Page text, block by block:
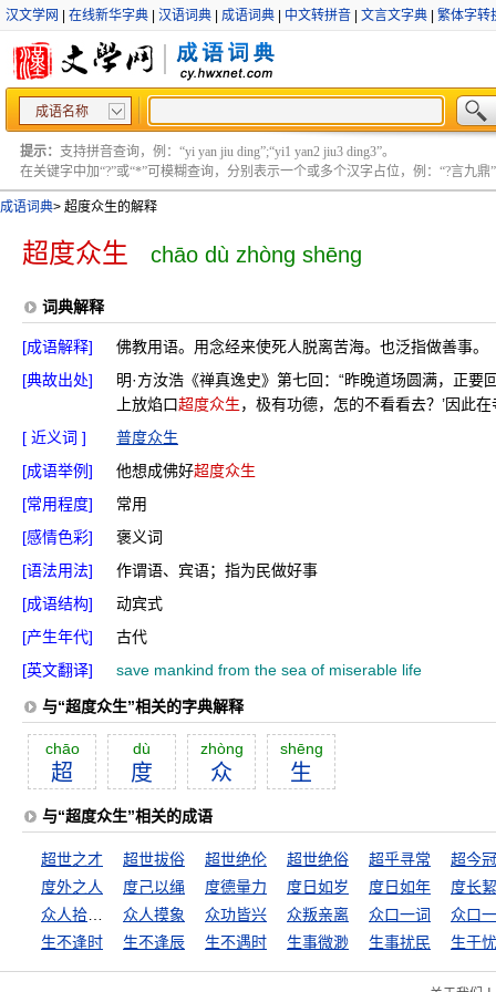
汉文学网 在线新华字典 汉语词典 成语词典 中文转拼音 文言文字典 繁体字转
成语名称
提示： 支持拼音查询，例：“yi yan jiu ding”;“yi1 yan2 jiu3 ding3”。
在关键字中加“?”或“*”可模糊查询，分别表示一个或多个汉字占位，例：“?言九鼎”
成语词典> 超度众生的解释
超度众生 chāo dù zhòng shēng
词典解释
[成语解释]
佛教用语。用念经来使死人脱离苦海。也泛指做善事。
[典故出处]
明·方汝浩《禅真逸史》第七回：“昨晚道场圆满，正要
上放焰口超度众生，极有功德，怎的不看看去？’因此
[ 近义词 ]
普度众生
[成语举例]
他想成佛好超度众生
[常用程度]
常用
[感情色彩]
褒义词
[语法用法]
作谓语、宾语；指为民做好事
[成语结构]
动宾式
[产生年代]
古代
[英文翻译]
save mankind from the sea of miserable life
与“超度众生”相关的字典解释
chāo
超
dù
度
zhòng
众
shēng
生
与“超度众生”相关的成语
超世之才 超世拔俗 超世绝伦 超世绝俗 超乎寻常
超今
度外之人
度己以绳 度德量力 度日如岁 度日如年
度长
众人摸象 众功皆兴 众叛亲离 众口一词
众口
生不逢时
生不逢辰 生不遇时 生事微渺 生事扰民